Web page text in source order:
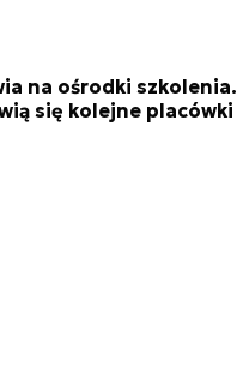
na ośrodki szkolenia.
się kolejne placówki